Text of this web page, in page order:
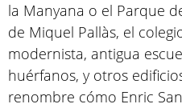
la Manyana o el Parque
de Miquel Pallàs, el
modernista, antigua
huérfanos, y otros
renombre cómo Enric